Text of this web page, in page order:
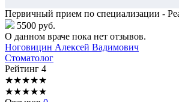
Первичный прием по специализации -
5500 руб.
О данном враче пока нет отзывов.
Ноговицин Алексей Вадимович
Стоматолог
Рейтинг 4
★★★★★
★★★★★